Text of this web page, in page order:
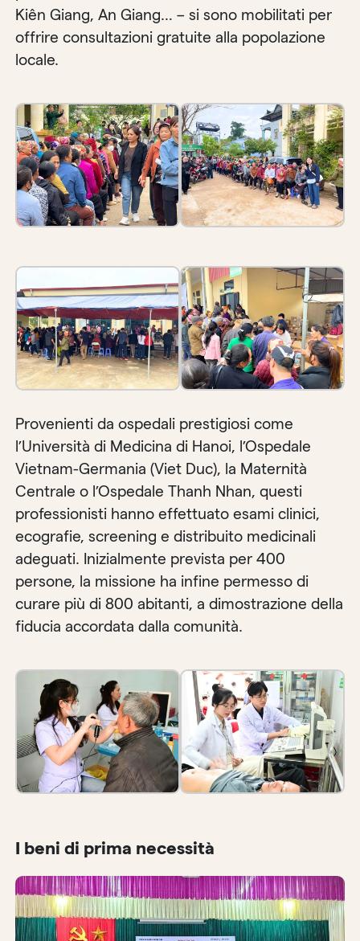
Kiên Giang, An Giang… – si sono mobilitati per
offrire consultazioni gratuite alla popolazione
locale.
Provenienti da ospedali prestigiosi come
l’Università di Medicina di Hanoi, l’Ospedale
Vietnam-Germania (Viet Duc), la Maternità
Centrale o l’Ospedale Thanh Nhan, questi
professionisti hanno effettuato esami clinici,
ecografie, screening e distribuito medicinali
adeguati. Inizialmente prevista per 400
persone, la missione ha infine permesso di
curare più di 800 abitanti, a dimostrazione della
fiducia accordata dalla comunità.
I beni di prima necessità